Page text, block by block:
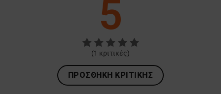
5
(1 κριτικές)
ΠΡΟΣΘΉΚΗ ΚΡΙΤΙΚΉΣ